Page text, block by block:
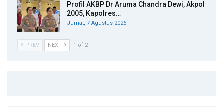
Profil AKBP Dr Aruma Chandra Dewi, Akpol
2005, Kapolres…
Jumat, 7 Agustus 2026
PREV NEXT 1 of 2